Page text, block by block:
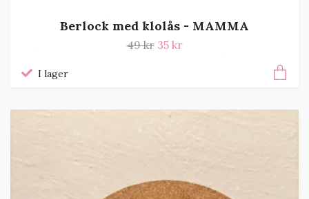
Berlock med klolås - MAMMA
49 kr 35 kr
I lager